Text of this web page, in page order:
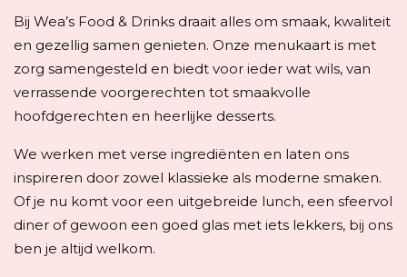
Bij Wea’s Food & Drinks draait alles om smaak, kwaliteit
en gezellig samen genieten. Onze menukaart is met
zorg samengesteld en biedt voor ieder wat wils, van
verrassende voorgerechten tot smaakvolle
hoofdgerechten en heerlijke desserts.
We werken met verse ingrediënten en laten ons
inspireren door zowel klassieke als moderne smaken.
Of je nu komt voor een uitgebreide lunch, een sfeervol
diner of gewoon een goed glas met iets lekkers, bij ons
ben je altijd welkom.